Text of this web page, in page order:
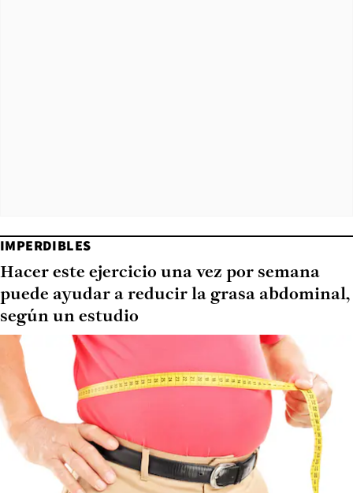
IMPERDIBLES
Hacer este ejercicio una vez por semana
puede ayudar a reducir la grasa abdominal,
según un estudio